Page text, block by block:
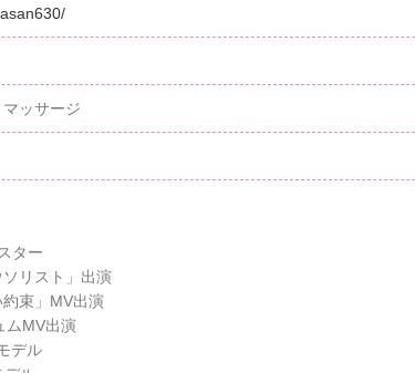
ッサージ
ター
リスト」出演
束」MV出演
ムMV出演
デル